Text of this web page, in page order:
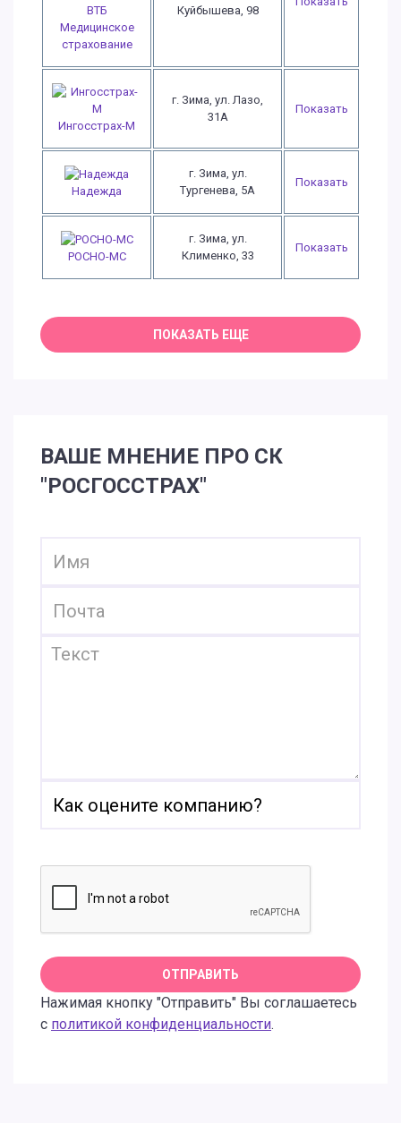
ВТБ
Медицинское
страхование
Куйбышева, 98
Ингосстрах-М
г. Зима, ул. Лазо,
31А
Показать
Надежда
г. Зима, ул.
Тургенева, 5А
Показать
РОСНО-МС
г. Зима, ул.
Клименко, 33
Показать
ВАШЕ МНЕНИЕ ПРО СК
"РОСГОССТРАХ"
Нажимая кнопку "Отправить" Вы соглашаетесь
с политикой конфиденциальности.